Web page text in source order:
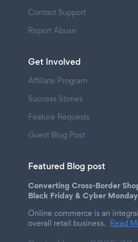
Contact Support
Report Abuse
Get Involved
Affiliate Program
Success Stories
Feature Requests
Guest Blog Post
Featured Blog post
Converting Cross-Border
Black Friday & Cyber Monday
Online commerce is an
overall retail business. Read